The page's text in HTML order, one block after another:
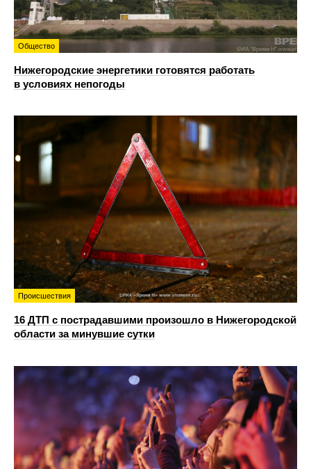
Общество
Нижегородские энергетики готовятся работать
в условиях непогоды
Происшествия
16 ДТП с пострадавшими произошло в Нижегородской
области за минувшие сутки